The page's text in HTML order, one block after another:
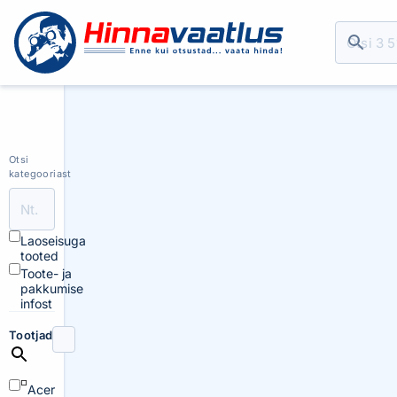
Otsi
kategooriast
Laoseisuga
tooted
Toote- ja
pakkumise
infost
Tootjad
Acer